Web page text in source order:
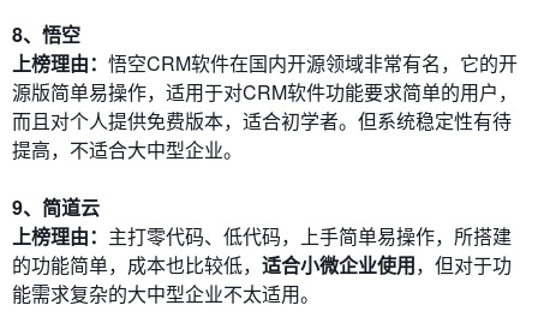
8、悟空
上榜理由： 悟空CRM软件在国内开源领域非常有名，它的开
源版简单易操作，适用于对CRM软件功能要求简单的用户，
而且对个人提供免费版本，适合初学者。但系统稳定性有待
提高，不适合大中型企业。
9、简道云
上榜理由： 主打零代码、低代码，上手简单易操作，所搭建
的功能简单，成本也比较低， 适合小微企业使用，但对于功
能需求复杂的大中型企业不太适用。